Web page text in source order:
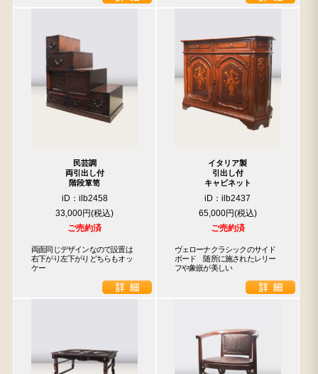
民芸調
両引出し付
階段箪笥
iD：ilb2458
33,000円
ご売約済
両面同じデザインなので設置は
右下がり左下がりどちらもオッ
ケー
イタリア製
引出し付
キャビネット
iD：ilb2437
65,000円
ご売約済
ヴェローナクラシックのサイド
ボード　随所に施されたレリー
フや象嵌が美しい